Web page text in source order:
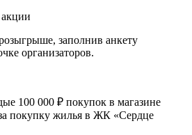
акции
заполнив анкету
организаторов.
100 000 ₽ покупок в магазине
покупку жилья в ЖК «Сердце